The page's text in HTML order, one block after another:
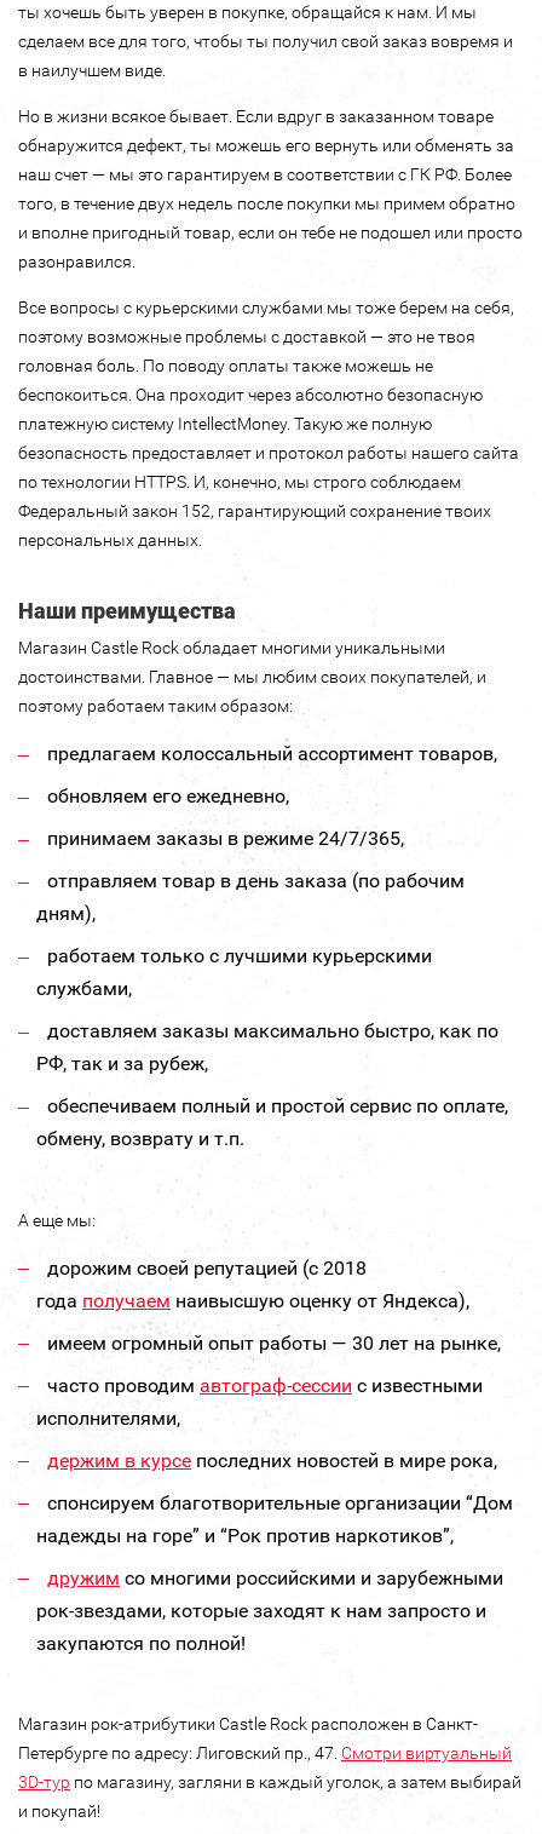
ты хочешь быть уверен в покупке, обращайся к нам. И мы
сделаем все для того, чтобы ты получил свой заказ вовремя и
в наилучшем виде.
Но в жизни всякое бывает. Если вдруг в заказанном товаре
обнаружится дефект, ты можешь его вернуть или обменять за
наш счет — мы это гарантируем в соответствии с ГК РФ. Более
того, в течение двух недель после покупки мы примем обратно
и вполне пригодный товар, если он тебе не подошел или просто
разонравился.
Все вопросы с курьерскими службами мы тоже берем на себя,
поэтому возможные проблемы с доставкой — это не твоя
головная боль. По поводу оплаты также можешь не
беспокоиться. Она проходит через абсолютно безопасную
платежную систему IntellectMoney. Такую же полную
безопасность предоставляет и протокол работы нашего сайта
по технологии HTTPS. И, конечно, мы строго соблюдаем
Федеральный закон 152, гарантирующий сохранение твоих
персональных данных.
Наши преимущества
Магазин Castle Rock обладает многими уникальными
достоинствами. Главное — мы любим своих покупателей, и
поэтому работаем таким образом:
предлагаем колоссальный ассортимент товаров,
обновляем его ежедневно,
принимаем заказы в режиме 24/7/365,
отправляем товар в день заказа (по рабочим
дням),
работаем только с лучшими курьерскими
службами,
доставляем заказы максимально быстро, как по
РФ, так и за рубеж,
обеспечиваем полный и простой сервис по оплате,
обмену, возврату и т.п.
А еще мы:
дорожим своей репутацией (с 2018
года получаем наивысшую оценку от Яндекса),
имеем огромный опыт работы — 30 лет на рынке,
часто проводим автограф-сессии с известными
исполнителями,
держим в курсе последних новостей в мире рока,
спонсируем благотворительные организации “Дом
надежды на горе” и “Рок против наркотиков”,
дружим со многими российскими и зарубежными
рок-звездами, которые заходят к нам запросто и
закупаются по полной!
Магазин рок-атрибутики Castle Rock расположен в Санкт-
Петербурге по адресу: Лиговский пр., 47. Смотри виртуальный
3D-тур по магазину, загляни в каждый уголок, а затем выбирай
и покупай!